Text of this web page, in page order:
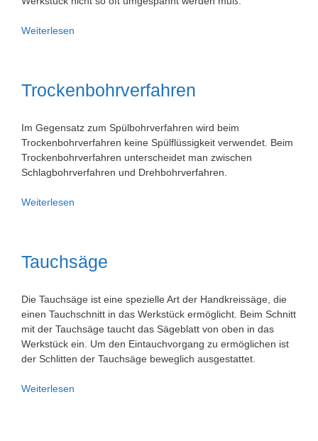
Weiterlesen
Trockenbohrverfahren
Im Gegensatz zum Spülbohrverfahren wird beim
Trockenbohrverfahren keine Spülflüssigkeit verwendet. Beim
Trockenbohrverfahren unterscheidet man zwischen
Schlagbohrverfahren und Drehbohrverfahren.
Weiterlesen
Tauchsäge
Die Tauchsäge ist eine spezielle Art der Handkreissäge, die
einen Tauchschnitt in das Werkstück ermöglicht. Beim Schnitt
mit der Tauchsäge taucht das Sägeblatt von oben in das
Werkstück ein. Um den Eintauchvorgang zu ermöglichen ist
der Schlitten der Tauchsäge beweglich ausgestattet.
Weiterlesen